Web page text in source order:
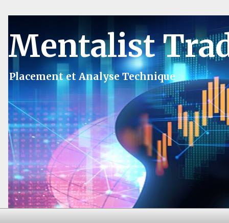
Mentalist
Placement et Analyse Technique